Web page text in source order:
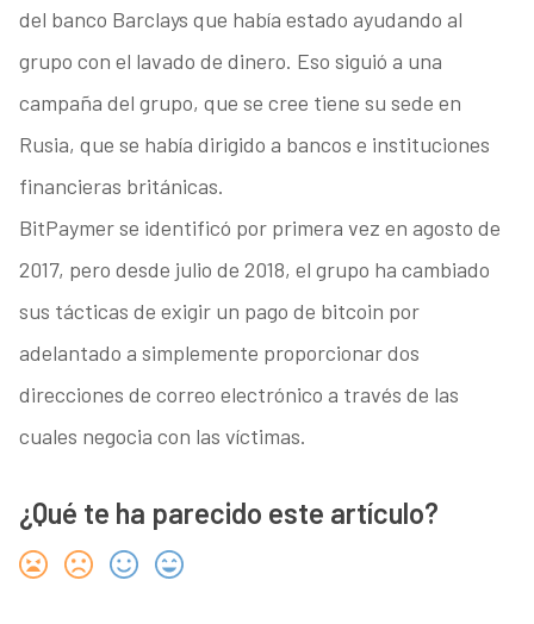
del banco Barclays que había estado ayudando al
grupo con el lavado de dinero. Eso siguió a una
campaña del grupo, que se cree tiene su sede en
Rusia, que se había dirigido a bancos e instituciones
financieras británicas.
BitPaymer se identificó por primera vez en agosto de
2017, pero desde julio de 2018, el grupo ha cambiado
sus tácticas de exigir un pago de bitcoin por
adelantado a simplemente proporcionar dos
direcciones de correo electrónico a través de las
cuales negocia con las víctimas.
¿Qué te ha parecido este artículo?